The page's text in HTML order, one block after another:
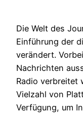
Die Welt des
Einführung der
verändert.
Nachrichten
Radio verbreitet
Vielzahl von
Verfügung, um